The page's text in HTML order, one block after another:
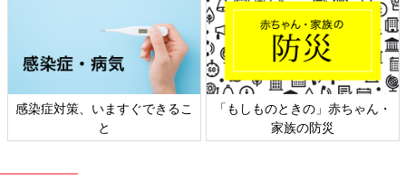
感染症対策、いますぐできるこ
と
「もしものときの」赤ちゃん・
家族の防災